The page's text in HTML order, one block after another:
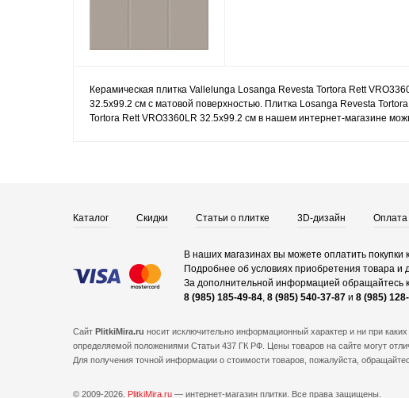
Керамическая плитка Vallelunga Losanga Revesta Tortora Rett
32.5x99.2 см с матовой поверхностью. Плитка Losanga Revesta
Tortora Rett VRO3360LR 32.5x99.2 см в нашем интернет-магазине
Каталог Скидки Статьи о плитке 3D-дизайн Оплата
В наших магазинах вы можете оплатить покупки
Подробнее об условиях приобретения товара и
За дополнительной информацией
8 (985) 185-49-84, 8 (985) 540-37-87 и 8 (985)
Сайт PlitkiMira.ru носит исключительно информационный характер и ни при
определяемой положениями Статьи 437 ГК РФ. Цены товаров на сайте могут
Для получения точной информации о стоимости товаров, пожалуйста,
© 2009-2026. PlitkiMira.ru — интернет-магазин плитки. Все права защищены.